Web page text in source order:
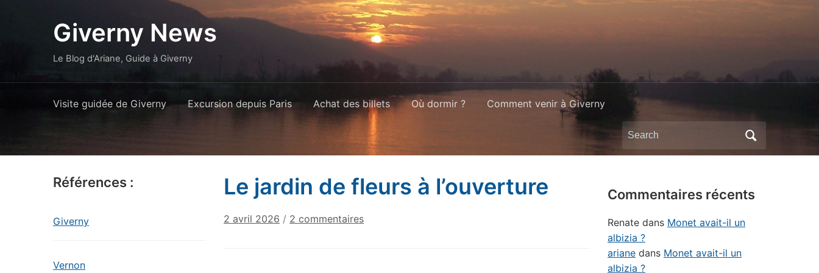
Giverny News
Le Blog d'Ariane, Guide à Giverny
Visite guidée de Giverny Excursion depuis Paris Achat des billets Où dormir ? Comment venir à Giverny
Search
for:
Références :
Giverny
Vernon
Le jardin de fleurs à l’ouverture
2 avril 2026 / 2 commentairessur
Commentaires récents
Renate dans Monet avait-il un
albizia ?
ariane dans Monet avait-il un
albizia ?